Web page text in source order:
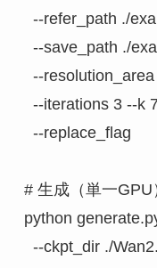
--refer_path ./
--save_path ./
--
--iterations 3 --
  --replace_flag
# 生成（単一GPU
python
--ckpt_dir ./